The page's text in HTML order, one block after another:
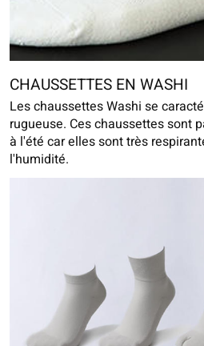
CHAUSSETTES EN WASHI
Les chaussettes Washi se
rugueuse. Ces chaussettes sont
à l'été car elles sont très
l'humidité.